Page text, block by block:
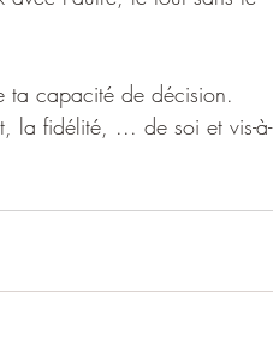
ta capacité de décision.
la fidélité, ... de soi et vis-à-